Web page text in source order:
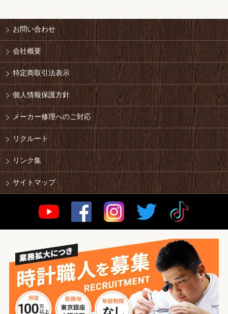
お問い合わせ
会社概要
特定商取引法表示
個人情報保護方針
メーカー修理へのご対応
リクルート
リンク集
サイトマップ